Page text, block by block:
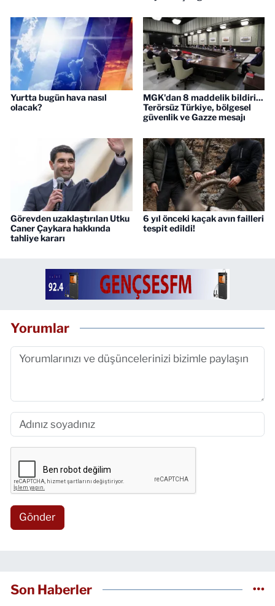
Yurtta bugün hava nasıl
olacak?
MGK'dan 8 maddelik bildiri...
Terörsüz Türkiye, bölgesel
güvenlik ve Gazze mesajı
Görevden uzaklaştırılan Utku
Caner Çaykara hakkında
tahliye kararı
6 yıl önceki kaçak avın failleri
tespit edildi!
Yorumlar
Gönder
Son Haberler